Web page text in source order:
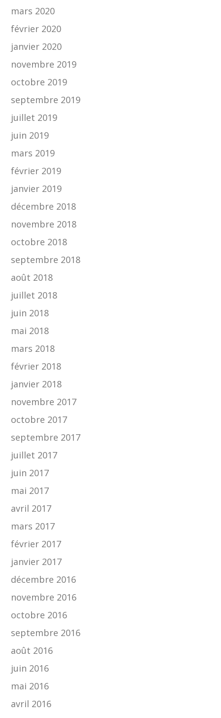
mars 2020
février 2020
janvier 2020
novembre 2019
octobre 2019
septembre 2019
juillet 2019
juin 2019
mars 2019
février 2019
janvier 2019
décembre 2018
novembre 2018
octobre 2018
septembre 2018
août 2018
juillet 2018
juin 2018
mai 2018
mars 2018
février 2018
janvier 2018
novembre 2017
octobre 2017
septembre 2017
juillet 2017
juin 2017
mai 2017
avril 2017
mars 2017
février 2017
janvier 2017
décembre 2016
novembre 2016
octobre 2016
septembre 2016
août 2016
juin 2016
mai 2016
avril 2016